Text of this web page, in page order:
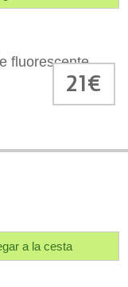
fluorescente
21€
a la cesta